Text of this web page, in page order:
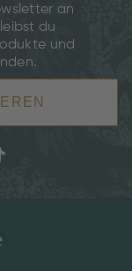
an
du
und